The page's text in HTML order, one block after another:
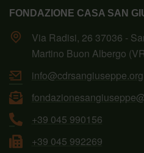
FONDAZIONE CASA SAN
Via Radisi, 26 37036 -
Martino Buon Albergo
info@cdrsangiuseppe.org
+39 045 990156
+39 045 992269